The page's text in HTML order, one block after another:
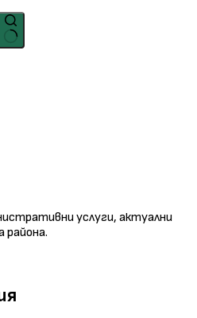
услуги, актуални
района.